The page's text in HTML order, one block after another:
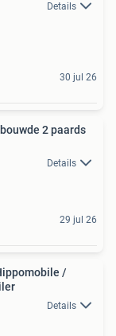
Details
30 jul 26
2 paards
Details
29 jul 26
/
Details